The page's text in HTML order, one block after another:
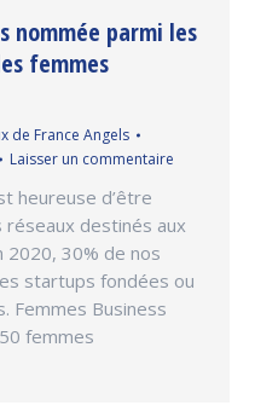
nommée parmi les
femmes
de France Angels
Laisser un commentaire
heureuse d’être
destinés aux
30% de nos
startups fondées ou
Femmes Business
femmes